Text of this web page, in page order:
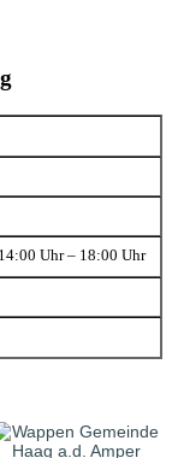
14:00 Uhr – 18:00 Uhr